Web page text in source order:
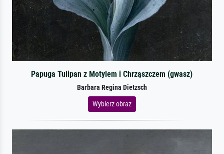
Papuga Tulipan z Motylem i Chrząszczem (gwasz)
Barbara Regina Dietzsch
Wybierz obraz